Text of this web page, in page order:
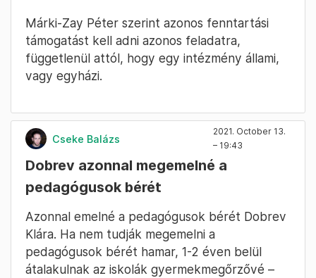
Márki-Zay Péter szerint azonos fenntartási
támogatást kell adni azonos feladatra,
függetlenül attól, hogy egy intézmény állami,
vagy egyházi.
Cseke Balázs
2021. October 13.
– 19:43
Dobrev azonnal megemelné a
pedagógusok bérét
Azonnal emelné a pedagógusok bérét Dobrev
Klára. Ha nem tudják megemelni a
pedagógusok bérét hamar, 1-2 éven belül
átalakulnak az iskolák gyermekmegőrzővé –